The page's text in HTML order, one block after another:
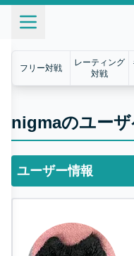
フリー対戦
レーティング
対戦
nigmaのユー
ユーザー情報